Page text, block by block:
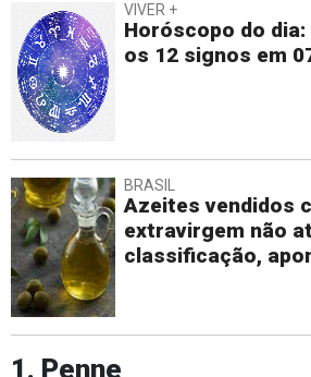
VIVER +
Horóscopo do
os 12 signos em
BRASIL
Azeites vendidos
extravirgem não
classificação,
1. Penne